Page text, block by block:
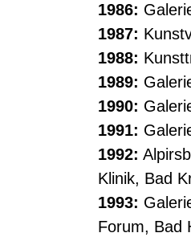
1986:
1987:
1988:
1989:
1990:
1991:
1992:
Klinik, Bad
1993:
Forum, Bad